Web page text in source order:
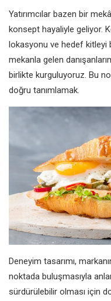
Yatırımcılar bazen bir
konsept hayaliyle geliyor.
lokasyonu ve hedef kitleyi
mekanla gelen
birlikte kurguluyoruz. Bu
doğru tanımlamak.
Deneyim tasarımı,
noktada buluşmasıyla
sürdürülebilir olması için